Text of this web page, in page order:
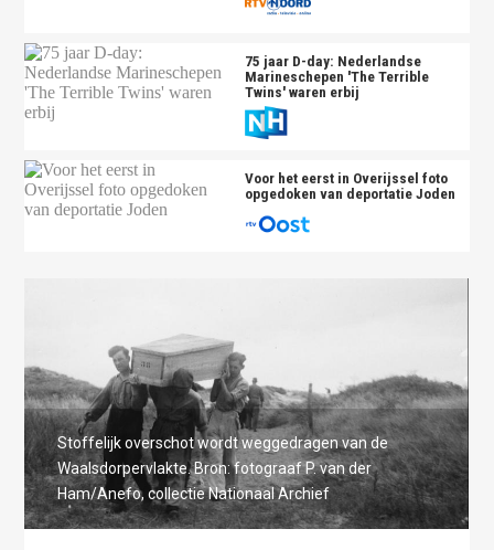
75 jaar D-day: Nederlandse
Marineschepen 'The Terrible
Twins' waren erbij
Voor het eerst in Overijssel foto
opgedoken van deportatie Joden
Stoffelijk overschot wordt weggedragen van de
Waalsdorpervlakte. Bron: fotograaf P. van der
Ham/Anefo, collectie Nationaal Archief